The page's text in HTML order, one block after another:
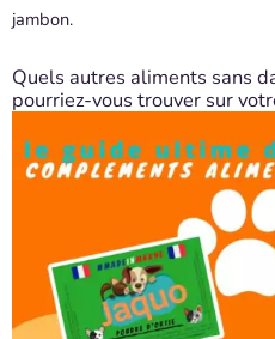
jambon.
Quels autres aliments sans
pourriez-vous trouver sur